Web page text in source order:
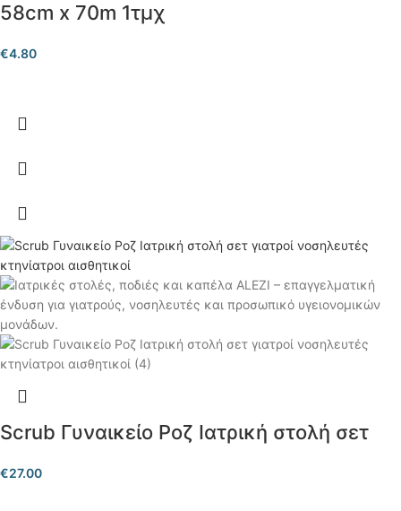
58cm x 70m 1τμχ
€4.80
Scrub Γυναικείο Ροζ Ιατρική στολή σετ
€27.00